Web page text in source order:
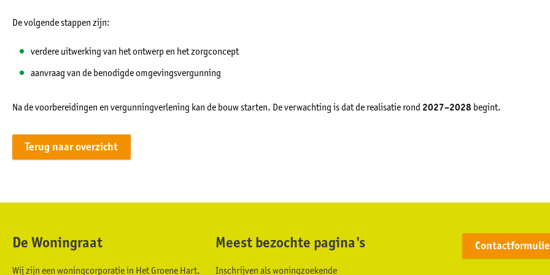
De volgende stappen zijn:
verdere uitwerking van het ontwerp en het zorgconcept
aanvraag van de benodigde omgevingsvergunning
Na de voorbereidingen en vergunningverlening kan de bouw starten. De verwachting is dat de realisatie rond 2027–2028 begint.
Terug naar overzicht
Contactinformatie
De Woningraat
Wij zijn een woningcorporatie in Het Groene Hart.
Meest bezochte pagina's
Inschrijven als woningzoekende